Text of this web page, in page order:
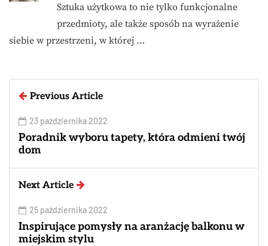
Sztuka użytkowa to nie tylko funkcjonalne
przedmioty, ale także sposób na wyrażenie
siebie w przestrzeni, w której …
Previous Article
23 października 2022
Poradnik wyboru tapety, która odmieni twój
dom
Next Article
25 października 2022
Inspirujące pomysły na aranżację balkonu w
miejskim stylu